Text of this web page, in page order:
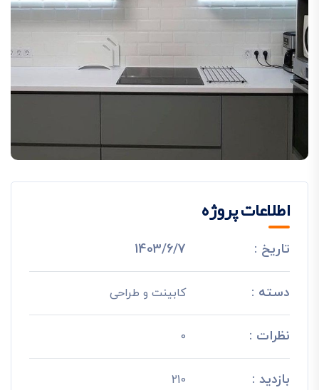
اطلاعات پروژه
تاریخ : 1403/6/7
دسته : کابینت و طراحی
نظرات : 0
بازدید : 210